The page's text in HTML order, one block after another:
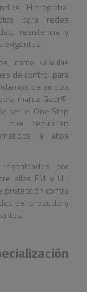
Hidroglobal
para redes
resistencia y
exigentes.
como válvulas
de control para
de su otra
marca Gaer®:
ser el One Stop
que requieren
a altos
por
ellas FM y UL,
protección contra
del producto y